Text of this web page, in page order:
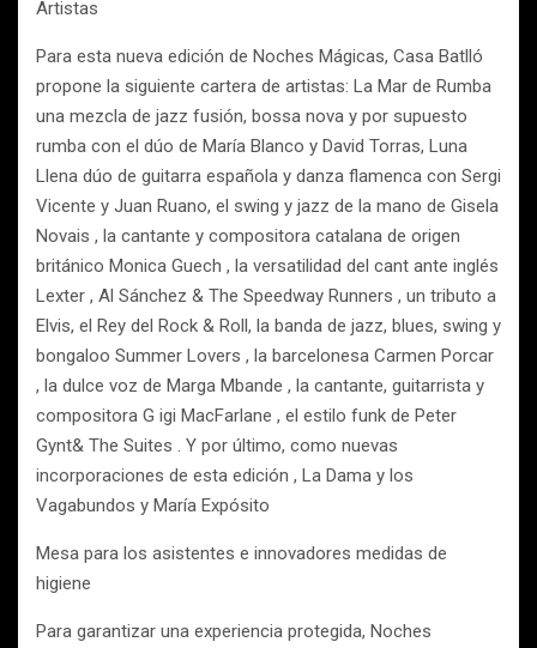
Artistas
Para esta nueva edición de Noches Mágicas, Casa Batlló
propone la siguiente cartera de artistas: La Mar de Rumba
una mezcla de jazz fusión, bossa nova y por supuesto
rumba con el dúo de María Blanco y David Torras, Luna
Llena dúo de guitarra española y danza flamenca con Sergi
Vicente y Juan Ruano, el swing y jazz de la mano de Gisela
Novais , la cantante y compositora catalana de origen
británico Monica Guech , la versatilidad del cant ante inglés
Lexter , Al Sánchez & The Speedway Runners , un tributo a
Elvis, el Rey del Rock & Roll, la banda de jazz, blues, swing y
bongaloo Summer Lovers , la barcelonesa Carmen Porcar
, la dulce voz de Marga Mbande , la cantante, guitarrista y
compositora G igi MacFarlane , el estilo funk de Peter
Gynt& The Suites . Y por último, como nuevas
incorporaciones de esta edición , La Dama y los
Vagabundos y María Expósito
Mesa para los asistentes e innovadores medidas de
higiene
Para garantizar una experiencia protegida, Noches